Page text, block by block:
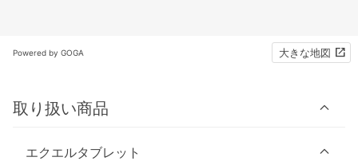
Powered by GOGA 大きな地図
取り扱い商品
エクエルタブレット